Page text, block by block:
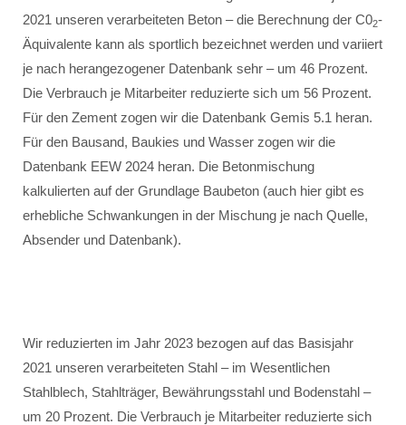
2021 unseren verarbeiteten Beton – die Berechnung der C02-
Äquivalente kann als sportlich bezeichnet werden und variiert
je nach herangezogener Datenbank sehr – um 46 Prozent.
Die Verbrauch je Mitarbeiter reduzierte sich um 56 Prozent.
Für den Zement zogen wir die Datenbank Gemis 5.1 heran.
Für den Bausand, Baukies und Wasser zogen wir die
Datenbank EEW 2024 heran. Die Betonmischung
kalkulierten auf der Grundlage Baubeton (auch hier gibt es
erhebliche Schwankungen in der Mischung je nach Quelle,
Absender und Datenbank).
Wir reduzierten im Jahr 2023 bezogen auf das Basisjahr
2021 unseren verarbeiteten Stahl – im Wesentlichen
Stahlblech, Stahlträger, Bewährungsstahl und Bodenstahl –
um 20 Prozent. Die Verbrauch je Mitarbeiter reduzierte sich